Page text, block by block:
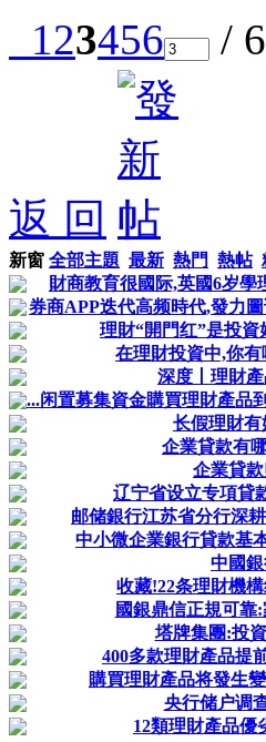
123456 /
返 回
新窗 全部主題 最新 熱門 熱帖
財商教育很國际,英國6岁
券商APP迭代高频時代,發力
理財“開門红”是投
在理財投資中,你
深度丨理財
...闲置募集資金購買理財產品
长假理財
企業貸款有
企業貸
辽宁省设立专項貸
邮储銀行江苏省分行深
中小微企業銀行貸款基
中國
收藏!22条理財機
國銀鼎信正規可靠
塔牌集團:投
400多款理財產品提
購買理財產品将發生
央行储户调
12類理財產品優